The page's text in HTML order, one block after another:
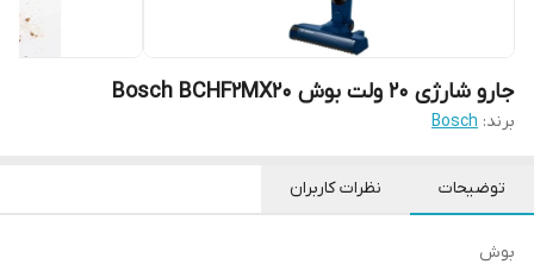
جارو شارژی 20 ولت بوش Bosch BCHF2MX20
برند: Bosch
توضیحات نظرات کاربران
بوش